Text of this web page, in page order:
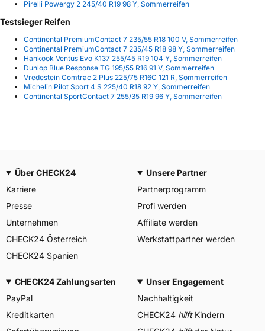
Pirelli Powergy 2 245/40 R19 98 Y, Sommerreifen
Testsieger Reifen
Continental PremiumContact 7 235/55 R18 100 V, Sommerreifen
Continental PremiumContact 7 235/45 R18 98 Y, Sommerreifen
Hankook Ventus Evo K137 255/45 R19 104 Y, Sommerreifen
Dunlop Blue Response TG 195/55 R16 91 V, Sommerreifen
Vredestein Comtrac 2 Plus 225/75 R16C 121 R, Sommerreifen
Michelin Pilot Sport 4 S 225/40 R18 92 Y, Sommerreifen
Continental SportContact 7 255/35 R19 96 Y, Sommerreifen
Über CHECK24
Karriere
Presse
Unternehmen
CHECK24 Österreich
CHECK24 Spanien
Unsere Partner
Partnerprogramm
Profi werden
Affiliate werden
Werkstattpartner werden
CHECK24 Zahlungsarten
PayPal
Kreditkarten
Unser Engagement
Nachhaltigkeit
CHECK24 hilftKindern